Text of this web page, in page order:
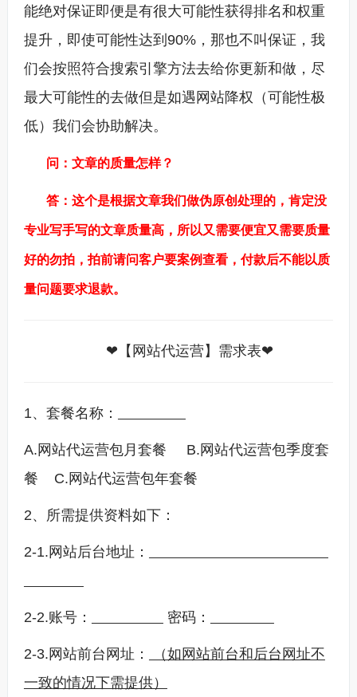
能绝对保证即便是有很大可能性获得排名和权重
提升，即使可能性达到90%，那也不叫保证，我
们会按照符合搜索引擎方法去给你更新和做，尽
最大可能性的去做但是如遇网站降权（可能性极
低）我们会协助解决。
问：文章的质量怎样？
答：这个是根据文章我们做伪原创处理的，肯定没
专业写手写的文章质量高，所以又需要便宜又需要质量
好的勿拍，拍前请问客户要案例查看，付款后不能以质
量问题要求退款。
❤【网站代运营】需求表❤
1、套餐名称：
A.网站代运营包月套餐 B.网站代运营包季度套
餐 C.网站代运营包年套餐
2、所需提供资料如下：
2-1.网站后台地址：
2-2.账号： 密码：
2-3.网站前台网址：
（如网站前台和后台网址不
一致的情况下需提供）